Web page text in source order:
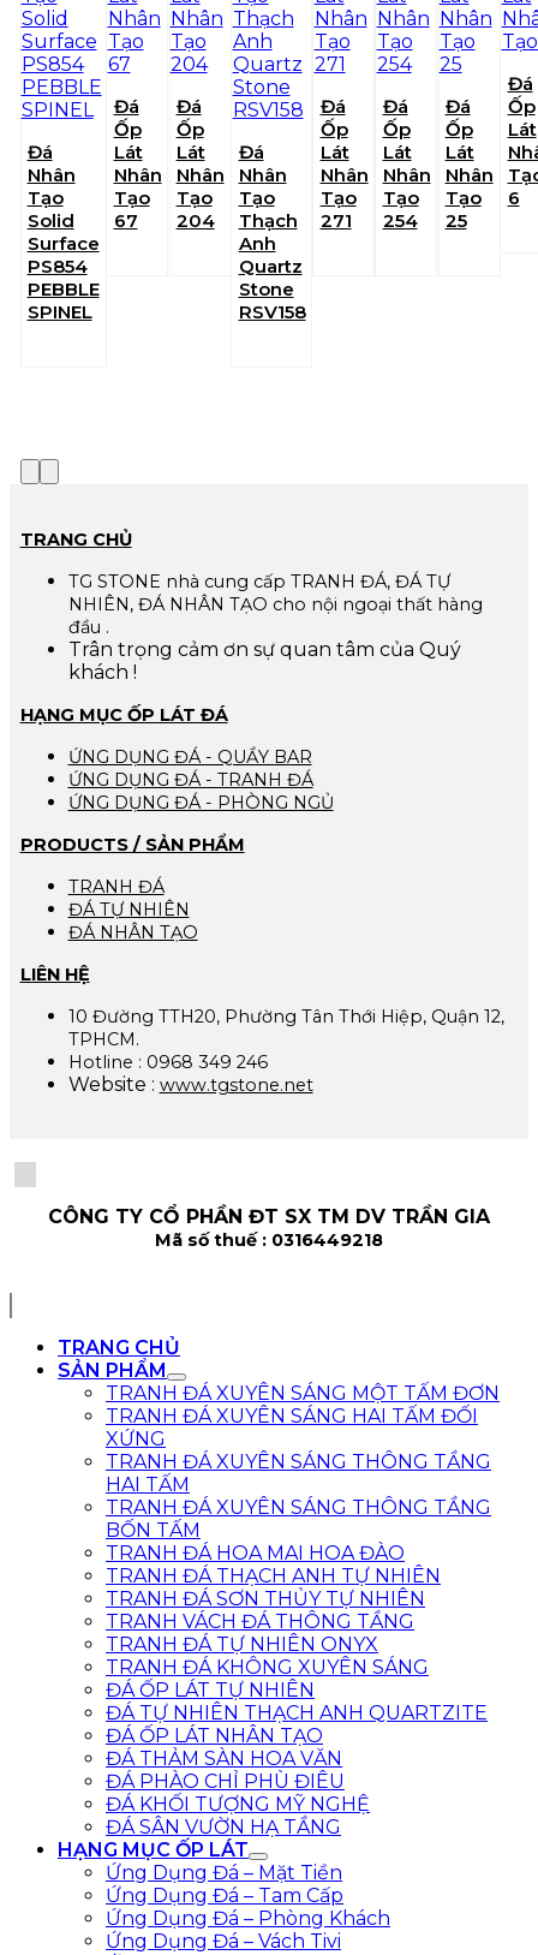
Đá
Nhân
Tạo
Solid
Surface
PS854
PEBBLE
SPINEL
Đá
Ốp
Lát
Nhân
Tạo
67
Đá
Ốp
Lát
Nhân
Tạo
204
Đá
Nhân
Tạo
Thạch
Anh
Quartz
Stone
RSV158
Đá
Ốp
Lát
Nhân
Tạo
271
Đá
Ốp
Lát
Nhân
Tạo
254
Đá
Ốp
Lát
Nhân
Tạo
25
Đá
Ốp
Lát
6
TRANG CHỦ
TG STONE nhà cung cấp TRANH ĐÁ, ĐÁ TỰ
NHIÊN, ĐÁ NHÂN TẠO cho nội ngoại thất hàng
đầu .
Trân trọng cảm ơn sự quan tâm của Quý
khách !
HẠNG MỤC ỐP LÁT ĐÁ
ỨNG DỤNG ĐÁ - QUẦY BAR
ỨNG DỤNG ĐÁ - TRANH ĐÁ
ỨNG DỤNG ĐÁ - PHÒNG NGỦ
PRODUCTS / SẢN PHẨM
TRANH ĐÁ
ĐÁ TỰ NHIÊN
ĐÁ NHÂN TẠO
LIÊN HỆ
10 Đường TTH20, Phường Tân Thới Hiệp, Quận 12,
TPHCM.
Hotline : 0968 349 246
Website : www.tgstone.net
CÔNG TY CỔ PHẦN ĐT SX TM DV TRẦN GIA
Mã số thuế : 0316449218
TRANG CHỦ
SẢN PHẨM
TRANH ĐÁ XUYÊN SÁNG MỘT TẤM ĐƠN
TRANH ĐÁ XUYÊN SÁNG HAI TẤM ĐỐI
XỨNG
TRANH ĐÁ XUYÊN SÁNG THÔNG TẦNG
HAI TẤM
TRANH ĐÁ XUYÊN SÁNG THÔNG TẦNG
BỐN TẤM
TRANH ĐÁ HOA MAI HOA ĐÀO
TRANH ĐÁ THẠCH ANH TỰ NHIÊN
TRANH ĐÁ SƠN THỦY TỰ NHIÊN
TRANH VÁCH ĐÁ THÔNG TẦNG
TRANH ĐÁ TỰ NHIÊN ONYX
TRANH ĐÁ KHÔNG XUYÊN SÁNG
ĐÁ ỐP LÁT TỰ NHIÊN
ĐÁ TỰ NHIÊN THẠCH ANH QUARTZITE
ĐÁ ỐP LÁT NHÂN TẠO
ĐÁ THẢM SÀN HOA VĂN
ĐÁ PHÀO CHỈ PHÙ ĐIÊU
ĐÁ KHỐI TƯỢNG MỸ NGHỆ
ĐÁ SÂN VƯỜN HẠ TẦNG
HẠNG MỤC ỐP LÁT
Ứng Dụng Đá – Mặt Tiền
Ứng Dụng Đá – Tam Cấp
Ứng Dụng Đá – Phòng Khách
Ứng Dụng Đá – Vách Tivi